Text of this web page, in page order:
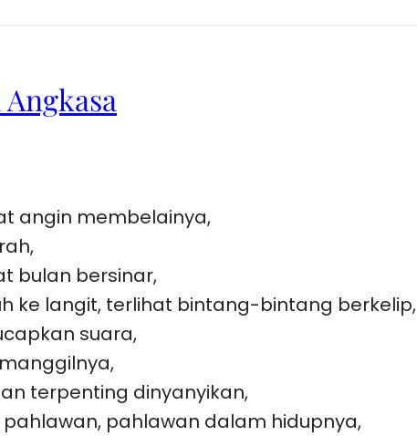
angin membelainya,
bulan bersinar,
ke langit, terlihat bintang-bintang berkelip,
suara,
terpenting dinyanyikan,
pahlawan, pahlawan dalam hidupnya,